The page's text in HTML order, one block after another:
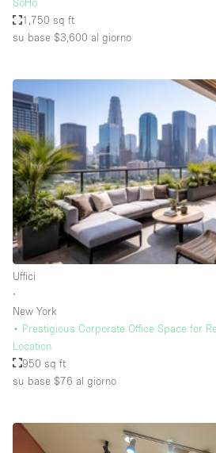
Luce Diurna
Magazzino
Piano terra
Raw
Riscaldamento
Sistema di sicurezza
Smoking Area
Soundproof
Spazio living
Terrace
Tetto / Terrazza
Vetrina
Water Access
1,750 sq ft
su base $3,600 al giorno
Uffici
∙
New York
• Prestigious Corporate Office Space for
Location
950 sq ft
su base $76 al giorno